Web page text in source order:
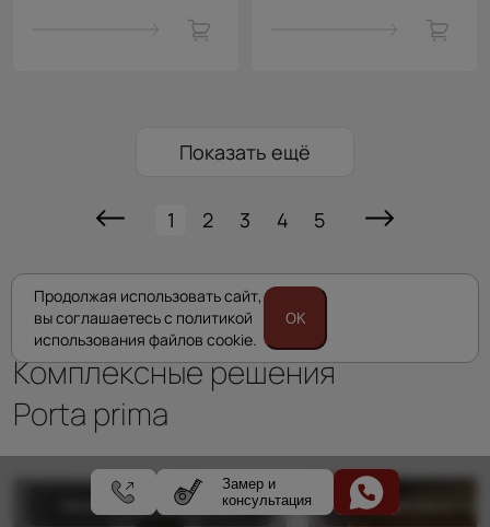
Показать ещё
1 2 3 4 5
Комплексные решения
Porta prima
Межкомнатные двери Стеновые
Замер и
консультация
Продолжая использовать сайт,
вы соглашаетесь с политикой
использования файлов cookie.
OK